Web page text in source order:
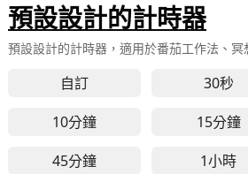
預設設計的計時器
預設設計的計時器，適用於番茄工作法、
自訂 30秒
30
10分鐘
10分鐘線上計時器 - 適用於
15分鐘
15
45分鐘
1小時